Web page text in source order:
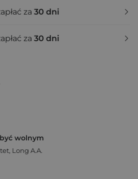
za 30 dni
za 30 dni
wolnym
, Long A.A.